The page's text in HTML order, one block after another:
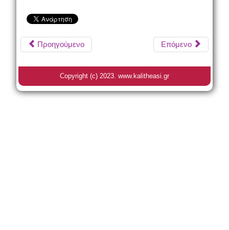
Προηγούμενο Επόμενο
Copyright (c) 2023. www.kalitheasi.gr